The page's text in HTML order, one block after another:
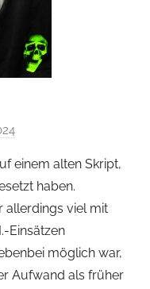
n
H
o
e
r
s
einem alten Skript,
haben.
allerdings viel mit
Einsätzen
möglich war,
Aufwand als früher